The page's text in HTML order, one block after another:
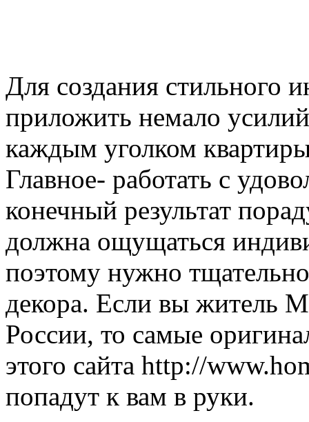
Для создания стильного
приложить немало
каждым уголком
Главное- работать с
конечный результат
должна ощущаться
поэтому нужно
декора. Если вы житель
России, то самые
этого сайта http://
попадут к вам в руки.